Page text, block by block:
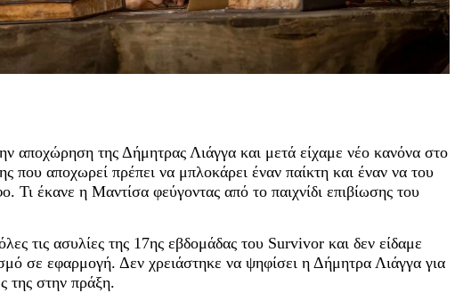
αποχώρηση της Δήμητρας Λιάγγα και μετά είχαμε νέο κανόνα στο
που αποχωρεί πρέπει να μπλοκάρει έναν παίκτη και έναν να του
Τι έκανε η Μαντίσα φεύγοντας από το παιχνίδι επιβίωσης του
τις ασυλίες της 17ης εβδομάδας του Survivor και δεν είδαμε
σε εφαρμογή. Δεν χρειάστηκε να ψηφίσει η Δήμητρα Λιάγγα για
της στην πράξη.